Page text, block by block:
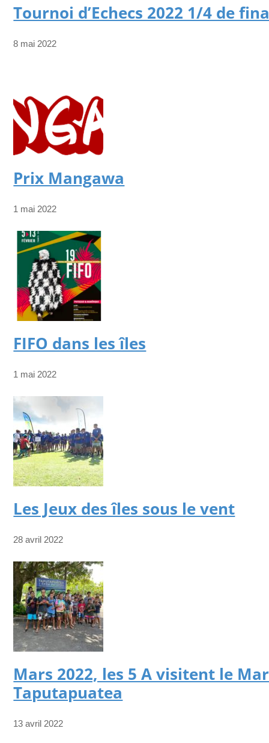
Tournoi d’Echecs 2022 1/4 de
8 mai 2022
Prix Mangawa
1 mai 2022
FIFO dans les îles
1 mai 2022
Les Jeux des îles sous le vent
28 avril 2022
Mars 2022, les 5 A visitent le
Taputapuatea
13 avril 2022